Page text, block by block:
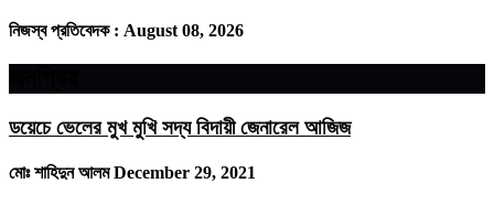
নিজস্ব প্রতিবেদক : August 08, 2026
ডয়েচে ভেলের মুখ মুখি সদ্য বিদায়ী জেনারেল আজিজ
মোঃ শাহিদুন আলমDecember 29, 2021